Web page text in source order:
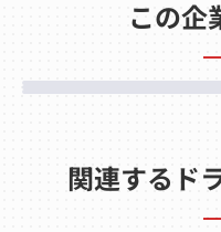
この企
関連するド